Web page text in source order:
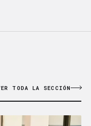
TODA LA SECCIÓN